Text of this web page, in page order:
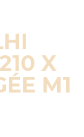
X
M1